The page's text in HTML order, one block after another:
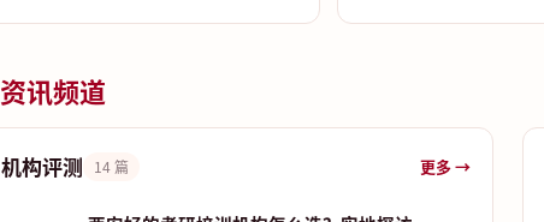
资讯频道
机构评测 14 篇 更多 →